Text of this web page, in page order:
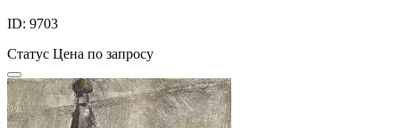
ID: 9703
Статус Цена по запросу